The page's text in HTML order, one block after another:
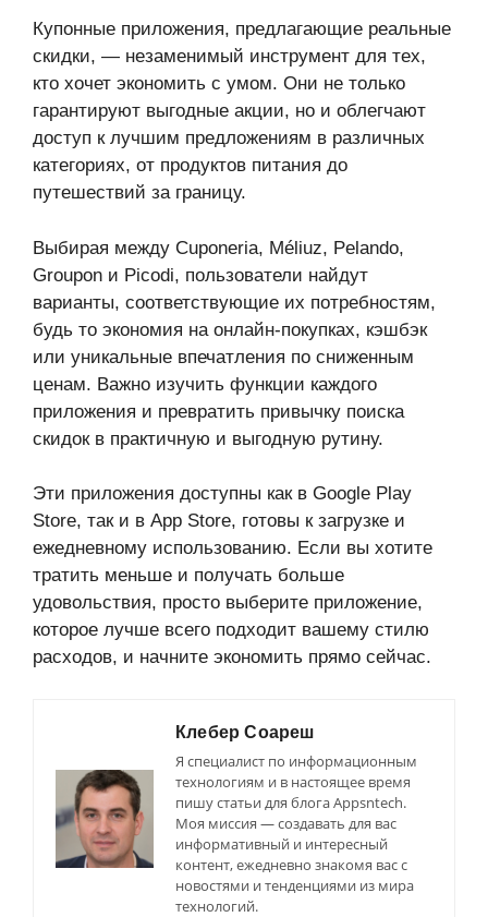
Купонные приложения, предлагающие реальные
скидки, — незаменимый инструмент для тех,
кто хочет экономить с умом. Они не только
гарантируют выгодные акции, но и облегчают
доступ к лучшим предложениям в различных
категориях, от продуктов питания до
путешествий за границу.
Выбирая между Cuponeria, Méliuz, Pelando,
Groupon и Picodi, пользователи найдут
варианты, соответствующие их потребностям,
будь то экономия на онлайн-покупках, кэшбэк
или уникальные впечатления по сниженным
ценам. Важно изучить функции каждого
приложения и превратить привычку поиска
скидок в практичную и выгодную рутину.
Эти приложения доступны как в Google Play
Store, так и в App Store, готовы к загрузке и
ежедневному использованию. Если вы хотите
тратить меньше и получать больше
удовольствия, просто выберите приложение,
которое лучше всего подходит вашему стилю
расходов, и начните экономить прямо сейчас.
Клебер Соареш
Я специалист по информационным
технологиям и в настоящее время
пишу статьи для блога Appsntech.
Моя миссия — создавать для вас
информативный и интересный
контент, ежедневно знакомя вас с
новостями и тенденциями из мира
технологий.